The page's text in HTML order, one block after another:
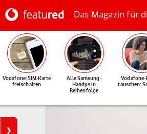
Das Magazin für
Vodafone: SIM-Karte
freischalten
Alle Samsung-
Handys in
Reihenfolge
Vodafone-
tauschen: